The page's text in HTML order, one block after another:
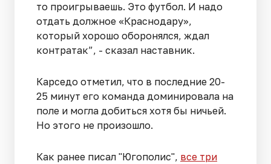
то проигрываешь. Это футбол. И надо
отдать должное «Краснодару»,
который хорошо оборонялся, ждал
контратак”, - сказал наставник.
Карседо отметил, что в последние 20-
25 минут его команда доминировала на
поле и могла добиться хотя бы ничьей.
Но этого не произошло.
Как ранее писал "Югополис", все три